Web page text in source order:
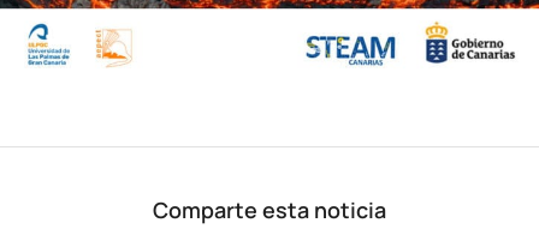
Comparte esta noticia